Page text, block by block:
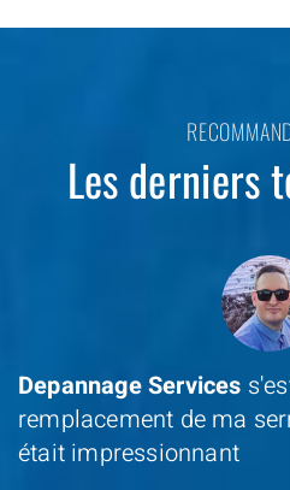
Les derniers
Depannage Services
remplacement de ma
était impressionnant